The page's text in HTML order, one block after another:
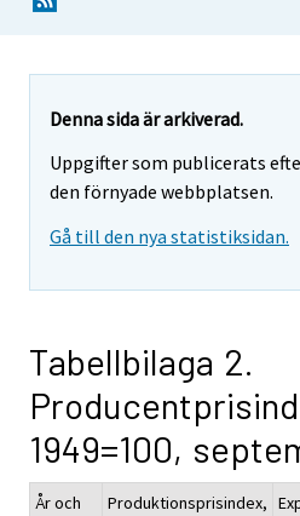
Denna sida är arkiverad.
Uppgifter som publicerats
den förnyade webbplatsen.
Gå till den nya statistiksidan.
Tabellbilaga 2.
1949=100,
År och
Produktionsprisindex,